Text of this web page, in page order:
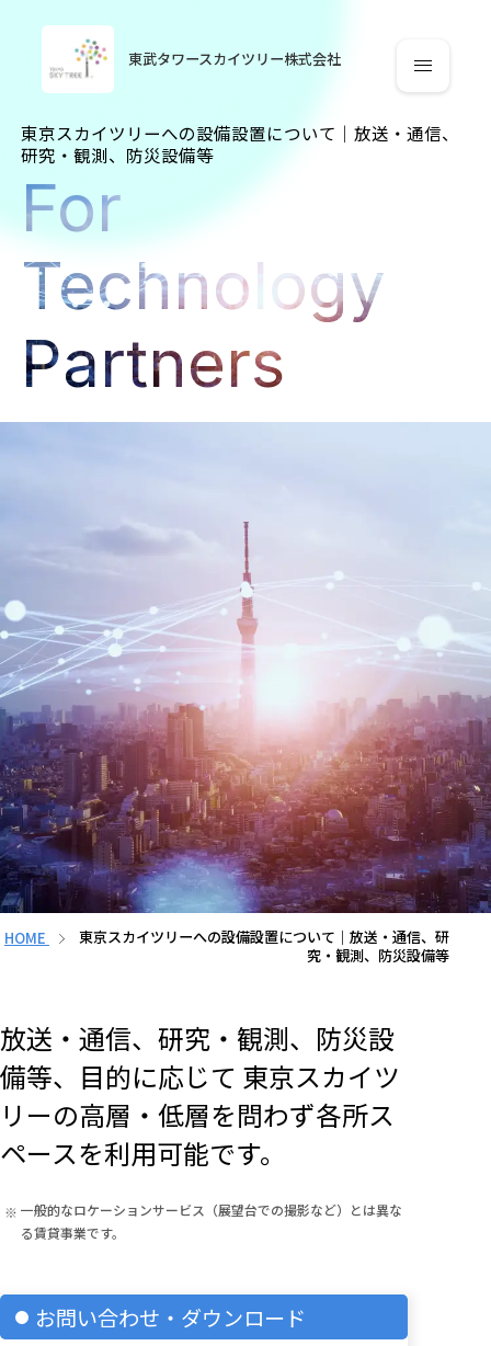
東武タワースカイツリー株式会社
メニュ
東京スカイツリーへの設備設置について｜放送・通信、
研究・観測、防災設備等
For
Technology
Partners
HOME
東京スカイツリーへの設備設置について｜放送・通信、研
究・観測、防災設備等
放送・通信、研究・観測、防災設
備等、目的に応じて 東京スカイツ
リーの高層・低層を問わず各所ス
ペースを利用可能です。
一般的なロケーションサービス（展望台での撮影など）とは異な
る賃貸事業です。
お問い合わせ・ダウンロード